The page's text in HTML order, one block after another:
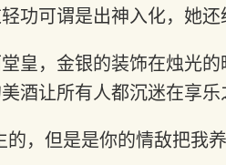
功可谓是出神入化，她还
皇，金银的装饰在烛光
酒让所有人都沉迷在享乐
的，但是是你的情敌把我